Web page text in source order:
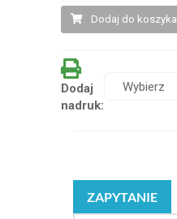
Dodaj do koszyka
Dodaj
nadruk:
ZAPYTANIE